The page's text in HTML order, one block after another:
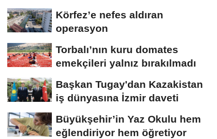
Körfez’e nefes aldıran
operasyon
Torbalı’nın kuru domates
emekçileri yalnız bırakılmadı
Başkan Tugay'dan Kazakistan
iş dünyasına İzmir daveti
Büyükşehir’in Yaz Okulu hem
eğlendiriyor hem öğretiyor